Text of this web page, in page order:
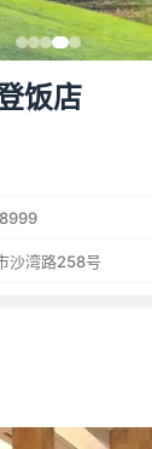
饭店
沙湾路258号